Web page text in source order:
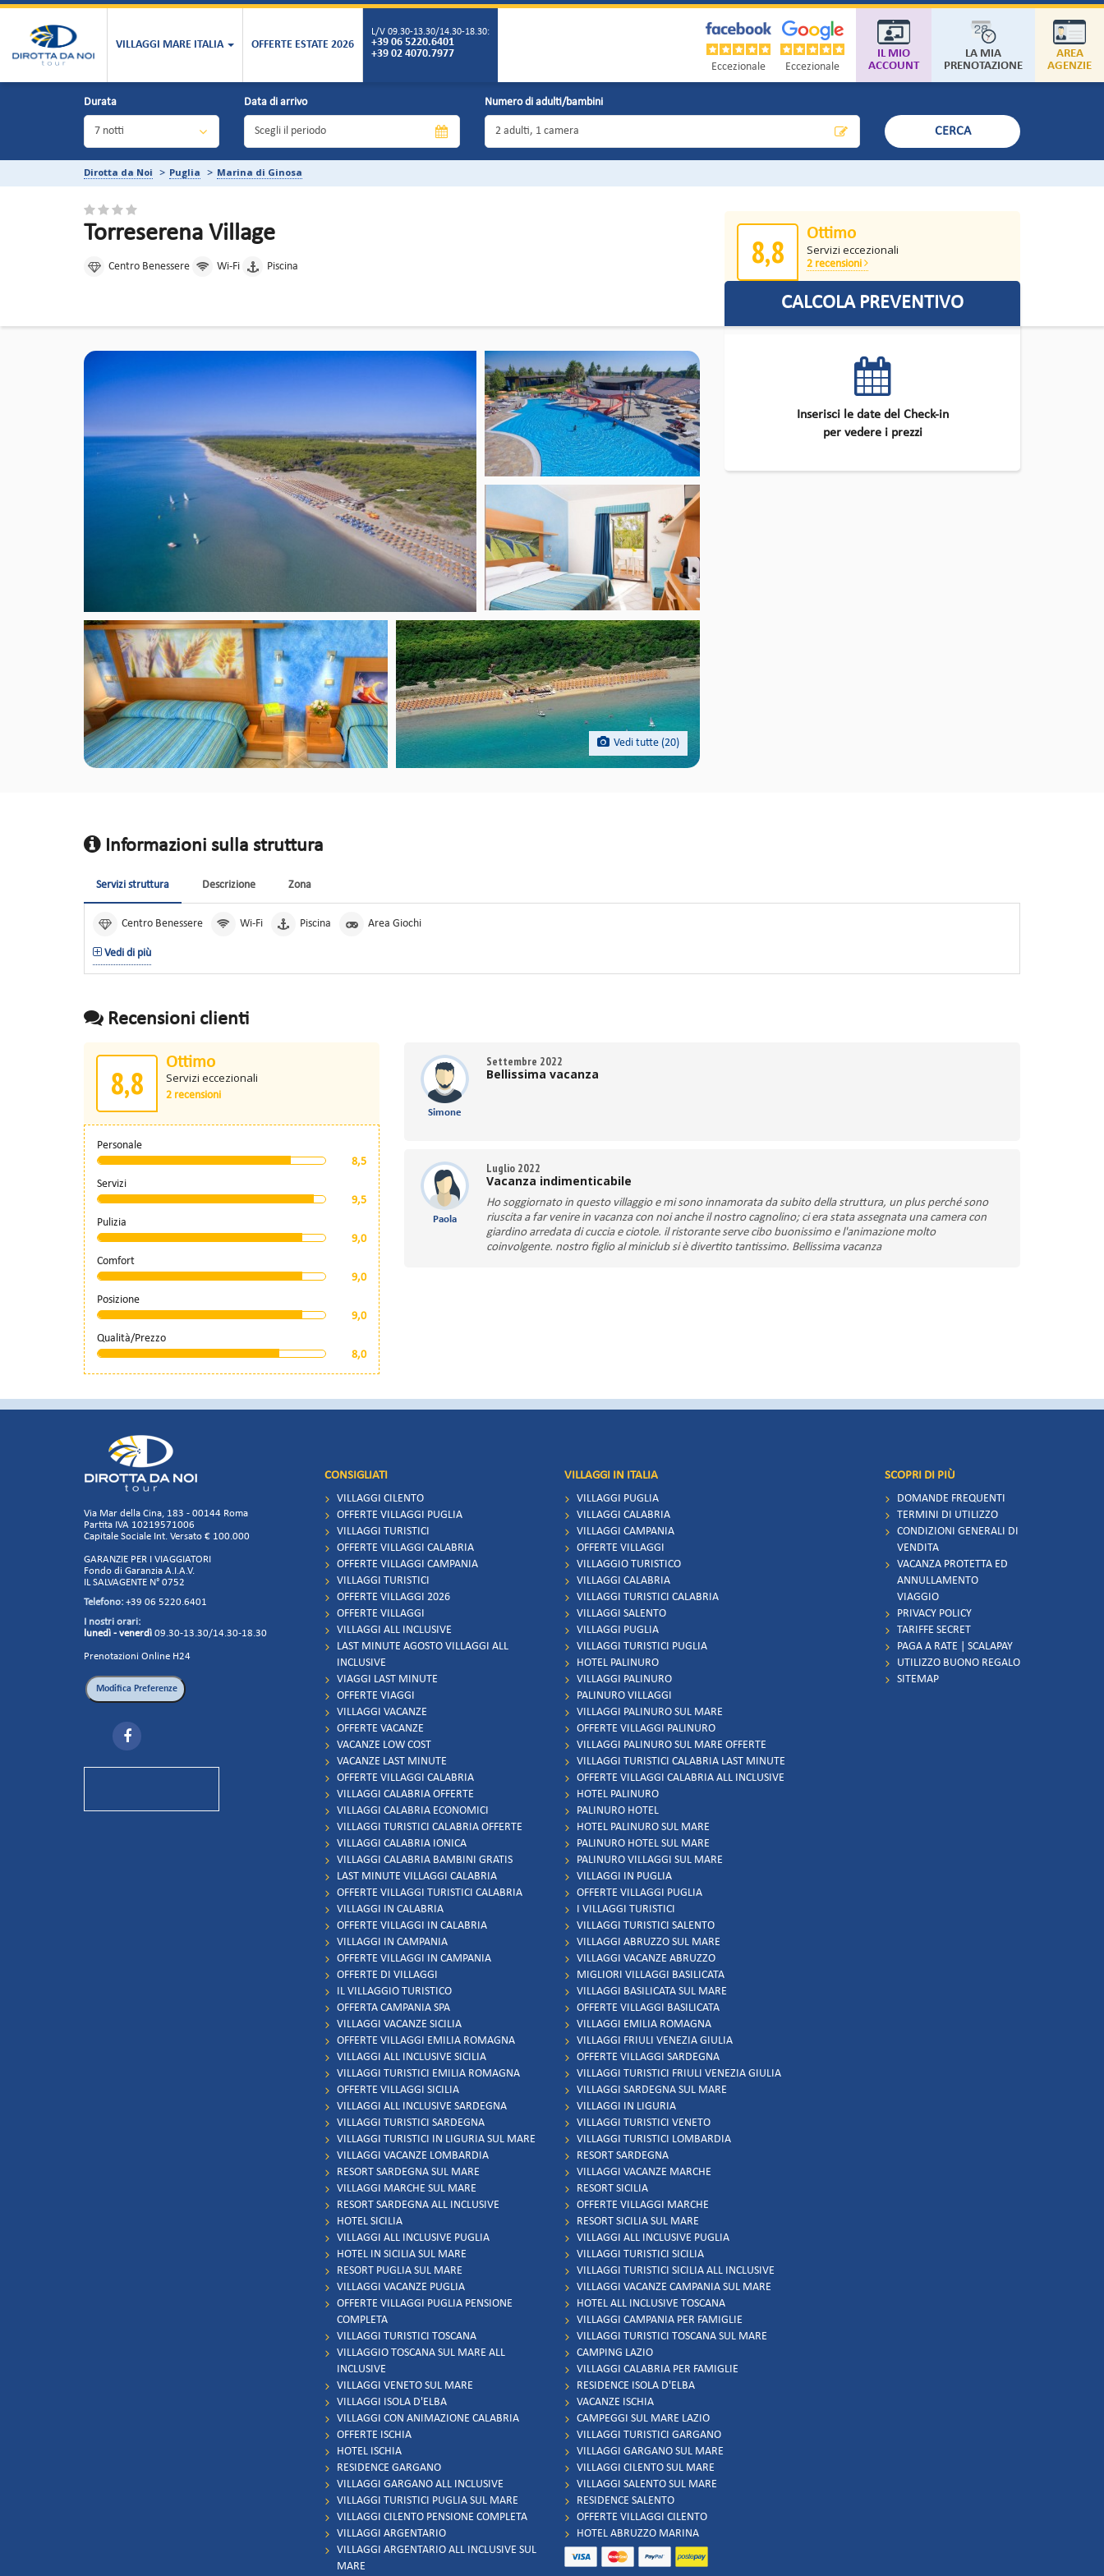
Eccezionale Eccezionale
IL MIO
ACCOUNT
LA MIA
PRENOTAZIONE
AREA
AGENZIE
VILLAGGI MARE ITALIA OFFERTE ESTATE 2026
L/V 09.30-13.30/14.30-18.30:
+39 06 5220.6401
+39 02 4070.7977
Durata Data di arrivo Numero di adulti/bambini
CERCA
Dirotta da Noi Puglia Marina di Ginosa
Torreserena Village
Centro Benessere Wi-Fi Piscina 8,8 Ottimo
Servizi eccezionali
2 recensioni
Vedi tutte (20)
CALCOLA PREVENTIVO
Inserisci le date del Check-in
per vedere i prezzi
Informazioni sulla struttura
Servizi struttura Descrizione Zona
Centro Benessere Wi-Fi Piscina Area Giochi
Vedi di più
Recensioni clienti
8,8
Ottimo
Servizi eccezionali
2 recensioni
Personale
8,5
Servizi
9,5
Pulizia
9,0
Comfort
9,0
Posizione
9,0
Qualità/Prezzo
8,0
Simone
Settembre 2022
Bellissima vacanza
Paola
Luglio 2022
Vacanza indimenticabile
Ho soggiornato in questo villaggio e mi sono innamorata da subito della struttura, un plus perché sono
riuscita a far venire in vacanza con noi anche il nostro cagnolino; ci era stata assegnata una camera con
giardino arredata di cuccia e ciotole. il ristorante serve cibo buonissimo e l'animazione molto
coinvolgente. nostro figlio al miniclub si è divertito tantissimo. Bellissima vacanza
Via Mar della Cina, 183 - 00144 Roma
Partita IVA 10219571006
Capitale Sociale Int. Versato € 100.000
GARANZIE PER I VIAGGIATORI
Fondo di Garanzia A.I.A.V.
IL SALVAGENTE N° 0752
Telefono: +39 06 5220.6401
I nostri orari:
lunedì - venerdì 09.30-13.30/14.30-18.30
Prenotazioni Online H24
CONSIGLIATI
VILLAGGI CILENTO
OFFERTE VILLAGGI PUGLIA
VILLAGGI TURISTICI
OFFERTE VILLAGGI CALABRIA
OFFERTE VILLAGGI CAMPANIA
VILLAGGI TURISTICI
OFFERTE VILLAGGI 2026
OFFERTE VILLAGGI
VILLAGGI ALL INCLUSIVE
LAST MINUTE AGOSTO VILLAGGI ALL
INCLUSIVE
VIAGGI LAST MINUTE
OFFERTE VIAGGI
VILLAGGI VACANZE
OFFERTE VACANZE
VACANZE LOW COST
VACANZE LAST MINUTE
OFFERTE VILLAGGI CALABRIA
VILLAGGI CALABRIA OFFERTE
VILLAGGI CALABRIA ECONOMICI
VILLAGGI TURISTICI CALABRIA OFFERTE
VILLAGGI CALABRIA IONICA
VILLAGGI CALABRIA BAMBINI GRATIS
LAST MINUTE VILLAGGI CALABRIA
OFFERTE VILLAGGI TURISTICI CALABRIA
VILLAGGI IN CALABRIA
OFFERTE VILLAGGI IN CALABRIA
VILLAGGI IN CAMPANIA
OFFERTE VILLAGGI IN CAMPANIA
OFFERTE DI VILLAGGI
IL VILLAGGIO TURISTICO
OFFERTA CAMPANIA SPA
VILLAGGI VACANZE SICILIA
OFFERTE VILLAGGI EMILIA ROMAGNA
VILLAGGI ALL INCLUSIVE SICILIA
VILLAGGI TURISTICI EMILIA ROMAGNA
OFFERTE VILLAGGI SICILIA
VILLAGGI ALL INCLUSIVE SARDEGNA
VILLAGGI TURISTICI SARDEGNA
VILLAGGI TURISTICI IN LIGURIA SUL MARE
VILLAGGI VACANZE LOMBARDIA
RESORT SARDEGNA SUL MARE
VILLAGGI MARCHE SUL MARE
RESORT SARDEGNA ALL INCLUSIVE
HOTEL SICILIA
VILLAGGI ALL INCLUSIVE PUGLIA
HOTEL IN SICILIA SUL MARE
RESORT PUGLIA SUL MARE
VILLAGGI VACANZE PUGLIA
OFFERTE VILLAGGI PUGLIA PENSIONE
COMPLETA
VILLAGGI TURISTICI TOSCANA
VILLAGGIO TOSCANA SUL MARE ALL
INCLUSIVE
VILLAGGI VENETO SUL MARE
VILLAGGI ISOLA D'ELBA
VILLAGGI CON ANIMAZIONE CALABRIA
OFFERTE ISCHIA
HOTEL ISCHIA
RESIDENCE GARGANO
VILLAGGI GARGANO ALL INCLUSIVE
VILLAGGI TURISTICI PUGLIA SUL MARE
VILLAGGI CILENTO PENSIONE COMPLETA
VILLAGGI ARGENTARIO
VILLAGGI ARGENTARIO ALL INCLUSIVE SUL
MARE
VILLAGGI IN ITALIA
VILLAGGI PUGLIA
VILLAGGI CALABRIA
VILLAGGI CAMPANIA
OFFERTE VILLAGGI
VILLAGGIO TURISTICO
VILLAGGI CALABRIA
VILLAGGI TURISTICI CALABRIA
VILLAGGI SALENTO
VILLAGGI PUGLIA
VILLAGGI TURISTICI PUGLIA
HOTEL PALINURO
VILLAGGI PALINURO
PALINURO VILLAGGI
VILLAGGI PALINURO SUL MARE
OFFERTE VILLAGGI PALINURO
VILLAGGI PALINURO SUL MARE OFFERTE
VILLAGGI TURISTICI CALABRIA LAST MINUTE
OFFERTE VILLAGGI CALABRIA ALL INCLUSIVE
HOTEL PALINURO
PALINURO HOTEL
HOTEL PALINURO SUL MARE
PALINURO HOTEL SUL MARE
PALINURO VILLAGGI SUL MARE
VILLAGGI IN PUGLIA
OFFERTE VILLAGGI PUGLIA
I VILLAGGI TURISTICI
VILLAGGI TURISTICI SALENTO
VILLAGGI ABRUZZO SUL MARE
VILLAGGI VACANZE ABRUZZO
MIGLIORI VILLAGGI BASILICATA
VILLAGGI BASILICATA SUL MARE
OFFERTE VILLAGGI BASILICATA
VILLAGGI EMILIA ROMAGNA
VILLAGGI FRIULI VENEZIA GIULIA
OFFERTE VILLAGGI SARDEGNA
VILLAGGI TURISTICI FRIULI VENEZIA GIULIA
VILLAGGI SARDEGNA SUL MARE
VILLAGGI IN LIGURIA
VILLAGGI TURISTICI VENETO
VILLAGGI TURISTICI LOMBARDIA
RESORT SARDEGNA
VILLAGGI VACANZE MARCHE
RESORT SICILIA
OFFERTE VILLAGGI MARCHE
RESORT SICILIA SUL MARE
VILLAGGI ALL INCLUSIVE PUGLIA
VILLAGGI TURISTICI SICILIA
VILLAGGI TURISTICI SICILIA ALL INCLUSIVE
VILLAGGI VACANZE CAMPANIA SUL MARE
HOTEL ALL INCLUSIVE TOSCANA
VILLAGGI CAMPANIA PER FAMIGLIE
VILLAGGI TURISTICI TOSCANA SUL MARE
CAMPING LAZIO
VILLAGGI CALABRIA PER FAMIGLIE
RESIDENCE ISOLA D'ELBA
VACANZE ISCHIA
CAMPEGGI SUL MARE LAZIO
VILLAGGI TURISTICI GARGANO
VILLAGGI GARGANO SUL MARE
VILLAGGI CILENTO SUL MARE
VILLAGGI SALENTO SUL MARE
RESIDENCE SALENTO
OFFERTE VILLAGGI CILENTO
HOTEL ABRUZZO MARINA
SCOPRI DI PIÙ
DOMANDE FREQUENTI
TERMINI DI UTILIZZO
CONDIZIONI GENERALI DI
VENDITA
VACANZA PROTETTA ED
ANNULLAMENTO
VIAGGIO
PRIVACY POLICY
TARIFFE SECRET
PAGA A RATE | SCALAPAY
UTILIZZO BUONO REGALO
SITEMAP